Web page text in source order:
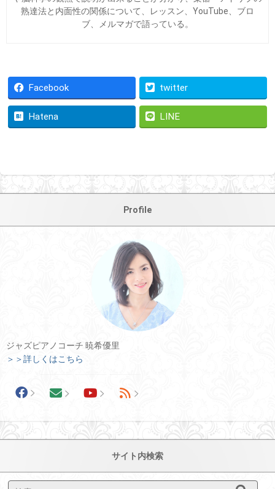
熟達法と内面性の関係について、レッスン、YouTube、ブロ
ブ、メルマガで語っている。
Facebook twitter
Hatena LINE
Profile
ジャズピアノコーチ 暁希優里
＞＞詳しくはこちら
サイト内検索